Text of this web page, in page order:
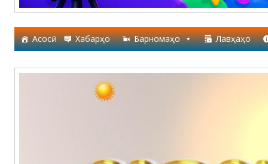
Асосӣ Хабарҳо Барномаҳо Лавҳаҳо